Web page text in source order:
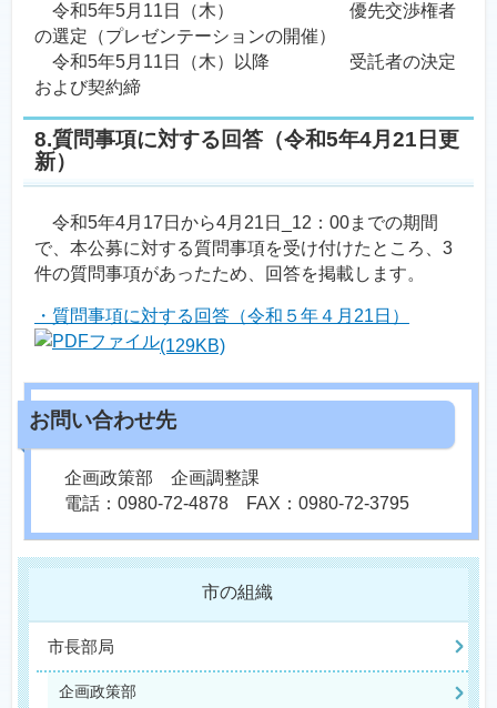
令和5年5月11日（木） 優先交渉権者
の選定（プレゼンテーションの開催）
令和5年5月11日（木）以降 受託者の決定
および契約締
8.質問事項に対する回答（令和5年4月21日更
新）
令和5年4月17日から4月21日_12：00までの期間
で、本公募に対する質問事項を受け付けたところ、3
件の質問事項があったため、回答を掲載します。
・質問事項に対する回答（令和５年４月21日）
(129KB)
企画政策部 企画調整課
電話：0980-72-4878 FAX：0980-72-3795
市の組織
市長部局
企画政策部